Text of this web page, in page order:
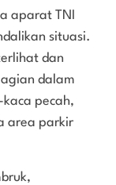
aparat TNI
situasi.
dan
dalam
pecah,
area parkir